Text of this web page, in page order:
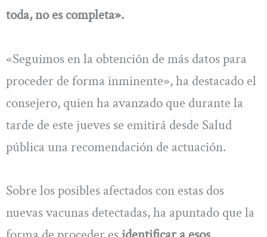
toda, no es completa».
«Seguimos en la obtención de más datos para
proceder de forma inminente», ha destacado el
consejero, quien ha avanzado que durante la
tarde de este jueves se emitirá desde Salud
pública una recomendación de actuación.
Sobre los posibles afectados con estas dos
nuevas vacunas detectadas, ha apuntado que la